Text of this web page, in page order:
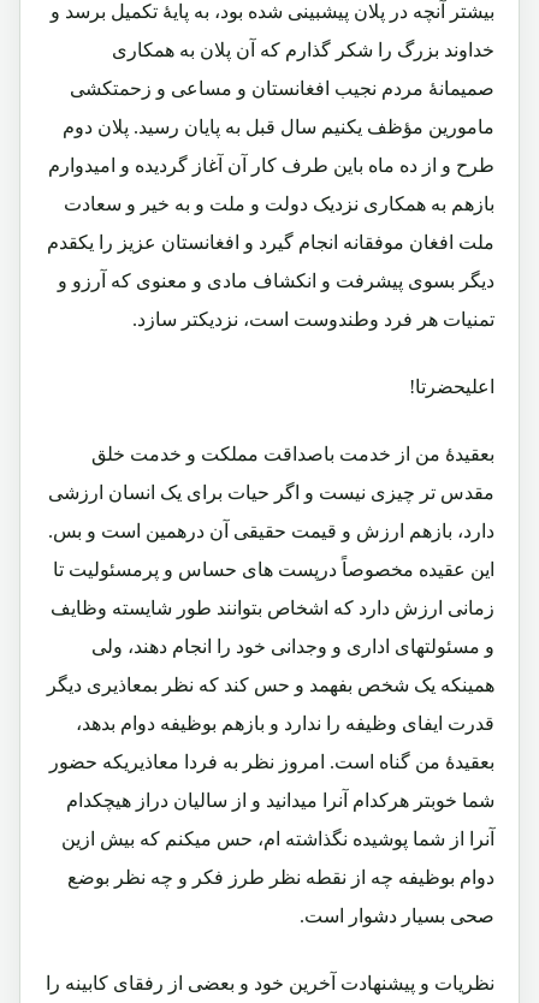
بیشتر آنچه در پلان پیشبینی شده بود، به پایۀ تکمیل برسد و
خداوند بزرگ را شکر گذارم که آن پلان به همکاری
صمیمانۀ مردم نجیب افغانستان و مساعی و زحمتکشی
مامورین مؤظف یکنیم سال قبل به پایان رسید. پلان دوم
طرح و از ده ماه باین طرف کار آن آغاز گردیده و امیدوارم
بازهم به همکاری نزدیک دولت و ملت و به خیر و سعادت
ملت افغان موفقانه انجام گیرد و افغانستان عزیز را یکقدم
دیگر بسوی پیشرفت و انکشاف مادی و معنوی که آرزو و
تمنیات هر فرد وطندوست است، نزدیکتر سازد.
اعلیحضرتا!
بعقیدۀ من از خدمت باصداقت مملکت و خدمت خلق
مقدس تر چیزی نیست و اگر حیات برای یک انسان ارزشی
دارد، بازهم ارزش و قیمت حقیقی آن درهمین است و بس.
این عقیده مخصوصاً درپست های حساس و پرمسئولیت تا
زمانی ارزش دارد که اشخاص بتوانند طور شایسته وظایف
و مسئولتهای اداری و وجدانی خود را انجام دهند، ولی
همینکه یک شخص بفهمد و حس کند که نظر بمعاذیری دیگر
قدرت ایفای وظیفه را ندارد و بازهم بوظیفه دوام بدهد،
بعقیدۀ من گناه است. امروز نظر به فردا معاذیریکه حضور
شما خوبتر هرکدام آنرا میدانید و از سالیان دراز هیچکدام
آنرا از شما پوشیده نگذاشته ام، حس میکنم که بیش ازین
دوام بوظیفه چه از نقطه نظر طرز فکر و چه نظر بوضع
صحی بسیار دشوار است.
نظریات و پیشنهادت آخرین خود و بعضی از رفقای کابینه را